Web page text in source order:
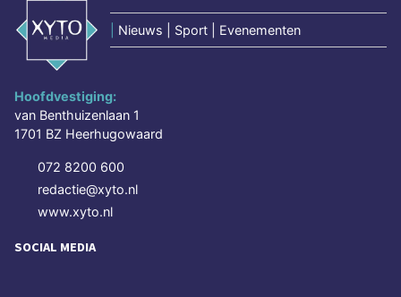
Nieuws | Sport | Evenementen
Hoofdvestiging:
van Benthuizenlaan 1
1701 BZ Heerhugowaard
072 8200 600
redactie@xyto.nl
www.xyto.nl
SOCIAL MEDIA